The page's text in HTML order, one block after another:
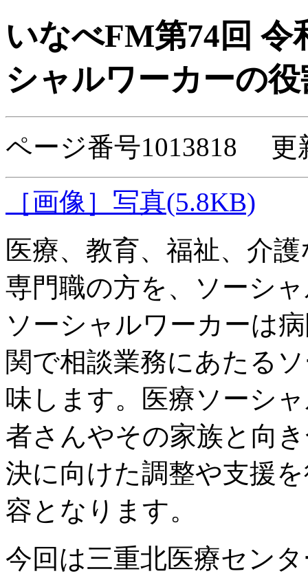
いなべFM第74回 令
シャルワーカーの
ページ番号1013818 更
［画像］写真(5.8KB)
医療、教育、福祉、介
専門職の方を、ソーシ
ソーシャルワーカーは
関で相談業務にあたる
味します。医療ソーシ
者さんやその家族と向
決に向けた調整や支援
容となります。
今回は三重北医療セン